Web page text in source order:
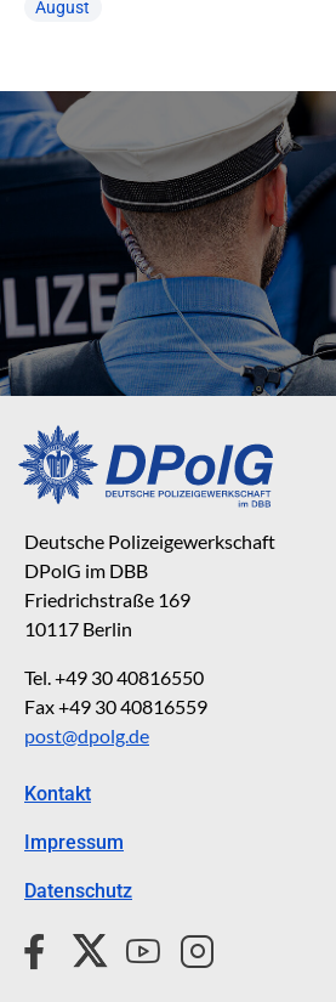
August
Deutsche Polizeigewerkschaft
DPolG im DBB
Friedrichstraße 169
10117 Berlin
Tel. +49 30 40816550
Fax +49 30 40816559
post@dpolg.de
Kontakt
Impressum
Datenschutz